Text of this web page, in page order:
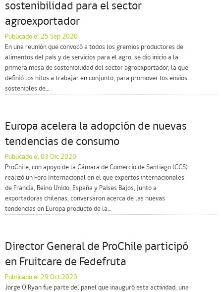
sostenibilidad para el sector
agroexportador
Publicado el 25 Sep 2020
En una reunión que convocó a todos los gremios productores de
alimentos del país y de servicios para el agro, se dio inicio a la
primera mesa de sostenibilidad del sector agroexportador, la que
definió los hitos a trabajar en conjunto, para promover los envíos
sostenibles de...
Europa acelera la adopción de nuevas
tendencias de consumo
Publicado el 03 Dic 2020
ProChile, con apoyo de la Cámara de Comercio de Santiago (CCS)
realizó un Foro Internacional en el que expertos internacionales
de Francia, Reino Unido, España y Países Bajos, junto a
exportadoras chilenas, conversaron acerca de las nuevas
tendencias en Europa producto de la...
Director General de ProChile participó
en Fruitcare de Fedefruta
Publicado el 29 Oct 2020
Jorge O’Ryan fue parte del panel que inauguró esta actividad, una